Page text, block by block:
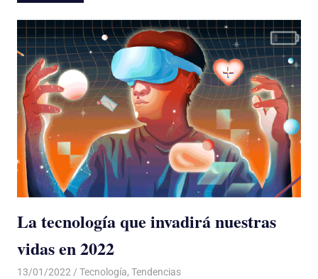
La tecnología que invadirá nuestras
vidas en 2022
13/01/2022 De todo un Poco
Tecnología, Tendencias